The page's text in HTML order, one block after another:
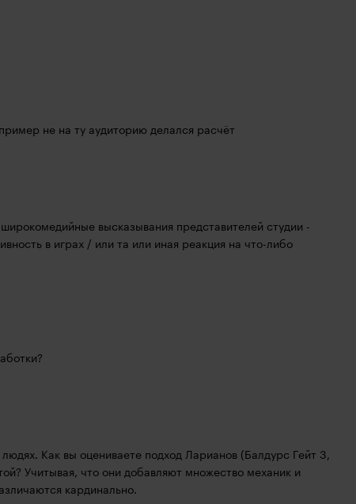
не на ту аудиторию делался расчёт
высказывания представителей студии -
в играх / или та или иная реакция на что-либо
Как вы оцениваете подход Ларианов (Балдурс Гейт 3,
Учитывая, что они добавляют множество механик и
кардинально.